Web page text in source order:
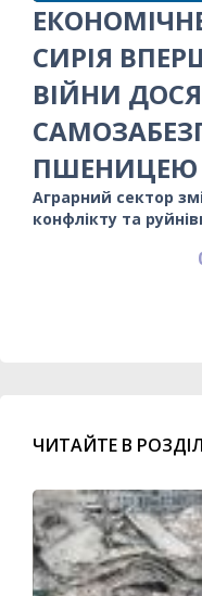
СИРІЯ
ВІЙНИ
ПШЕНИЦЕЮ
Аграрний сектор
конфлікту та
ЧИТАЙТЕ В